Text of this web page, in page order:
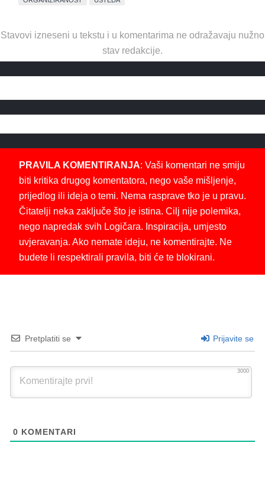
Stavovi izneseni u tekstu i u komentarima ne odražavaju nužno
stav redakcije.
PRAVILA KOMENTIRANJA: Vaši komentari ne smiju
biti kritika drugog komentatora, nego vaše mišljenje,
prijedlog ili ideja o temi. Nema rasprave tko je u pravu.
Čitatelji neka zaključe što je istina. Cilj nije polemika,
nego napredak svih Logičara. Inspiracija, umjesto
uvjeravanja. Ako nemate ideju, ne komentirajte. Ne
budete li respektirali pravila, biti će te blokirani.
Pretplatiti se Prijavite se
3000
0 KOMENTARI